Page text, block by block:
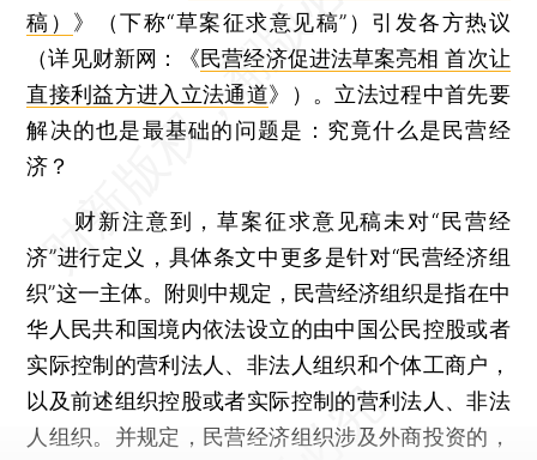
稿） 》（下称“草案征求意见稿”）引发各方热议
（详见财新网：《民营经济促进法草案亮相 首次让
直接利益方进入立法通道》）。立法过程中首先要
解决的也是最基础的问题是：究竟什么是民营经
济？
财新注意到，草案征求意见稿未对“民营经
济”进行定义，具体条文中更多是针对“民营经济组
织”这一主体。附则中规定，民营经济组织是指在中
华人民共和国境内依法设立的由中国公民控股或者
实际控制的营利法人、非法人组织和个体工商户，
以及前述组织控股或者实际控制的营利法人、非法
人组织。并规定，民营经济组织涉及外商投资的，